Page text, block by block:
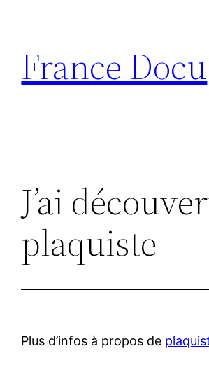
contenu
France Docu
J’ai
plaquiste
Plus d’infos à propos de